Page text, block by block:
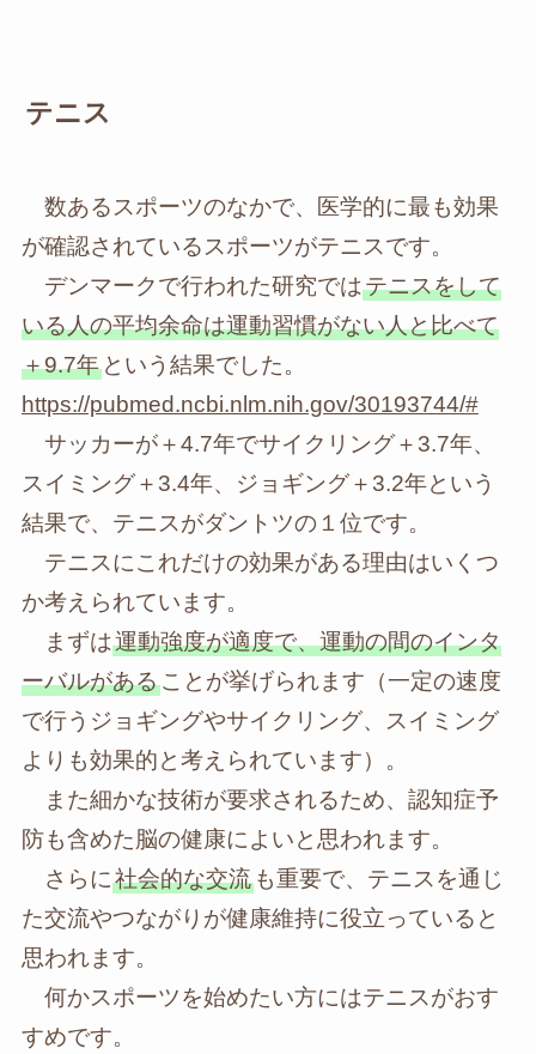
テニス
数あるスポーツのなかで、医学的に最も効果
が確認されているスポーツがテニスです。
デンマークで行われた研究ではテニスをして
いる人の平均余命は運動習慣がない人と比べて
＋9.7年という結果でした。
https://pubmed.ncbi.nlm.nih.gov/30193744/#
サッカーが＋4.7年でサイクリング＋3.7年、
スイミング＋3.4年、ジョギング＋3.2年という
結果で、テニスがダントツの１位です。
テニスにこれだけの効果がある理由はいくつ
か考えられています。
まずは運動強度が適度で、運動の間のインタ
ーバルがあることが挙げられます（一定の速度
で行うジョギングやサイクリング、スイミング
よりも効果的と考えられています）。
また細かな技術が要求されるため、認知症予
防も含めた脳の健康によいと思われます。
さらに社会的な交流も重要で、テニスを通じ
た交流やつながりが健康維持に役立っていると
思われます。
何かスポーツを始めたい方にはテニスがおす
すめです。